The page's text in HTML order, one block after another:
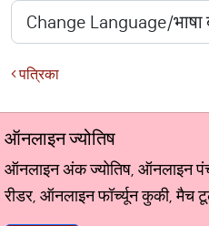
पत्रिका
ऑनलाइन ज्योतिष
ऑनलाइन अंक ज्योतिष, ऑनलाइन
रीडर, ऑनलाइन फॉर्च्यून कुकी, मैच